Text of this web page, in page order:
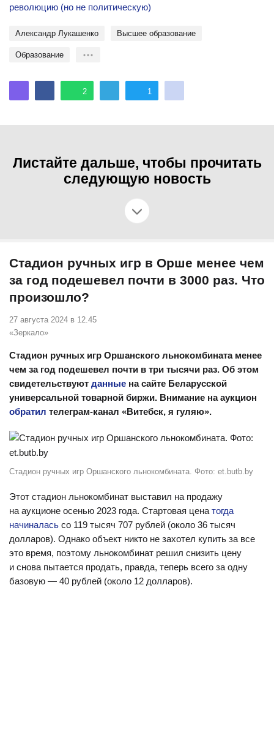
революцию (но не политическую)
Александр Лукашенко Высшее образование
Образование
2 1
Листайте дальше, чтобы прочитать
следующую новость